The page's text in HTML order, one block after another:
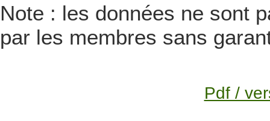
Note : les données ne sont
par les membres sans
Pdf /